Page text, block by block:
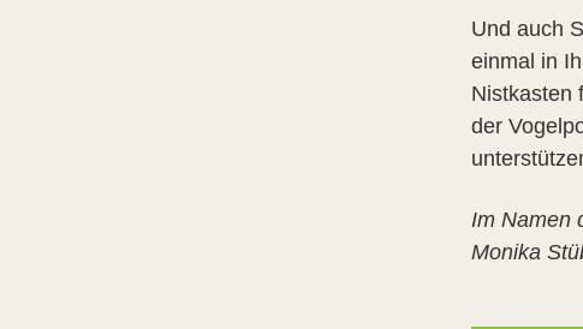
Und auch
einmal in
Nistkasten
der
Im Namen
Monika